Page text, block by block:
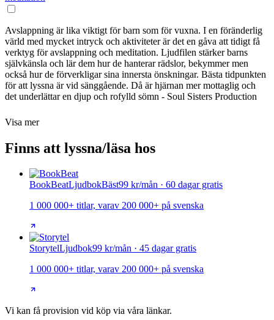
Avslappning är lika viktigt för barn som för vuxna. I en föränderlig
värld med mycket intryck och aktiviteter är det en gåva att tidigt få
verktyg för avslappning och meditation. Ljudfilen stärker barns
självkänsla och lär dem hur de hanterar rädslor, bekymmer men
också hur de förverkligar sina innersta önskningar. Bästa tidpunkten
för att lyssna är vid sänggående. Då är hjärnan mer mottaglig och
det underlättar en djup och rofylld sömn - Soul Sisters Production
Visa mer
Finns att lyssna/läsa hos
BookBeatLjudbokBäst99 kr/mån · 60 dagar gratis
1 000 000+ titlar, varav 200 000+ på svenska
StorytelLjudbok99 kr/mån · 45 dagar gratis
1 000 000+ titlar, varav 200 000+ på svenska
Vi kan få provision vid köp via våra länkar.